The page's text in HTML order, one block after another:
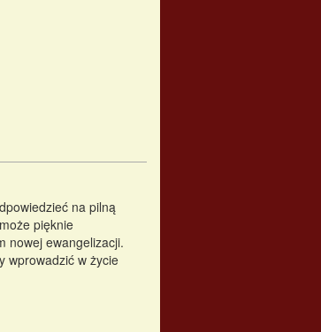
na pilną
pięknie
nowej ewangelizacji.
wprowadzić w życie